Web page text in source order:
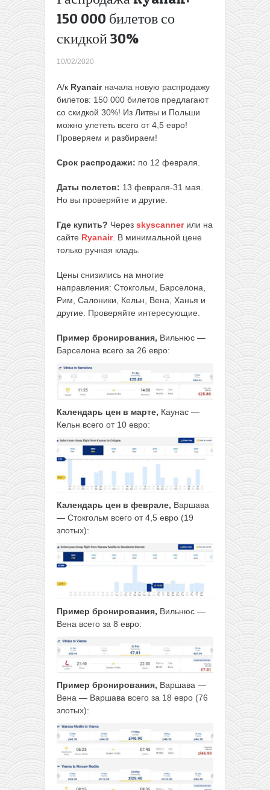
150 000 билетов со
скидкой 30%
10/02/2020
А/к Ryanairначала новую распродажу
билетов: 150 000 билетов предлагают
со скидкой 30%! Из Литвы и Польши
можно улететь всего от 4,5 евро!
Проверяем и разбираем!
Срок распродажи: по 12 февраля.
Даты полетов: 13 февраля-31 мая.
Но вы проверяйте и другие.
Где купить? Через skyscannerили на
сайте Ryanair. В минимальной цене
только ручная кладь.
Цены снизились на многие
направления: Стокгольм, Барселона,
Рим, Салоники, Кельн, Вена, Ханья и
другие. Проверяйте интересующие.
Пример бронирования, Вильнюс —
Барселона всего за 26 евро:
Календарь цен в марте, Каунас —
Кельн всего от 10 евро:
Календарь цен в феврале, Варшава
— Стокгольм всего от 4,5 евро (19
злотых):
Пример бронирования, Вильнюс —
Вена всего за 8 евро:
Пример бронирования, Варшава —
Вена — Варшава всего за 18 евро (76
злотых):
Москвы)
или
обратно
всего за